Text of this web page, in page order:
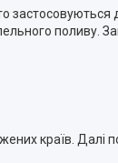
поливу.
країв. Далі